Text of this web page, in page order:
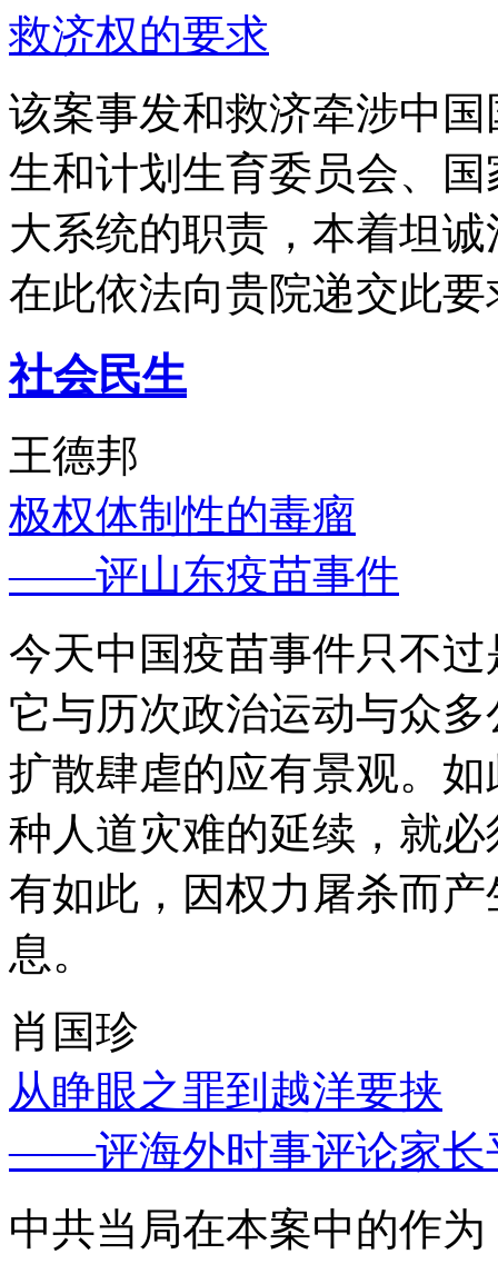
救济权的要求
该案事发和救济牵涉中
生和计划生育委员会、
大系统的职责，本着坦
在此依法向贵院递交此要
社会民生
王德邦
极权体制性的毒瘤
——评山东疫苗事件
今天中国疫苗事件只不
它与历次政治运动与众
扩散肆虐的应有景观。
种人道灾难的延续，就
有如此，因权力屠杀而
息。
肖国珍
从睁眼之罪到越洋要挟
——评海外时事评论家长
中共当局在本案中的作